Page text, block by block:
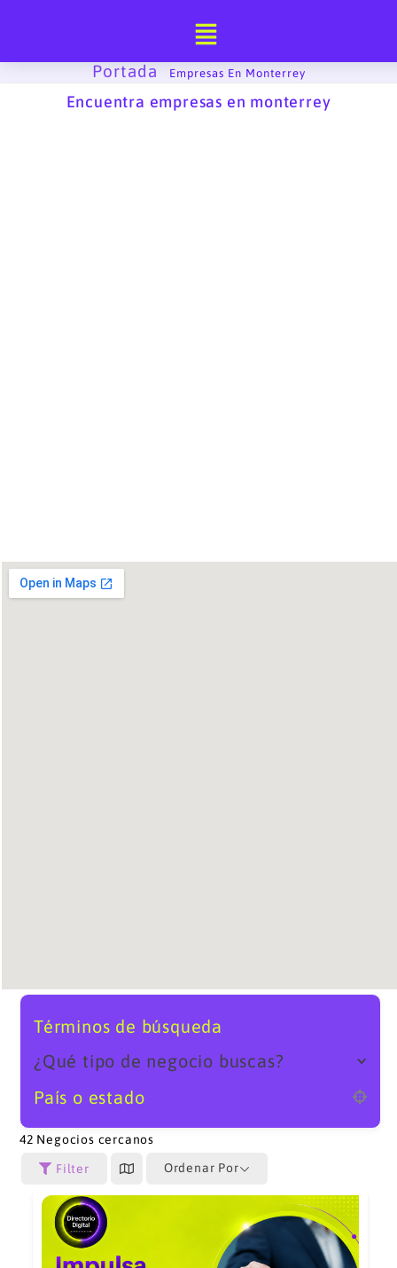
Portada
Empresas En Monterrey
Encuentra empresas en monterrey
Términos de búsqueda
¿Qué tipo de negocio buscas?
País o estado
42 Negocios cercanos
Filter Ordenar Por